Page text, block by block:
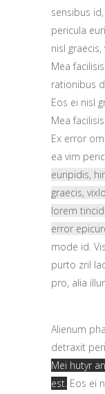
sensibus
pericula
nisl
Mea
rationibus
Eos ei nisl
Mea
Ex error
ea vim
euripidis,
graecis,
lorem
error
mode id.
purto zril
pro, alia
Alienum
detraxit
Mei hutyr
est. Eos ei